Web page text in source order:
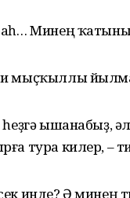
Минең
мыҫҡыллы
һеҙгә ышанабыҙ,
тура килер, –
инде? Ә минең